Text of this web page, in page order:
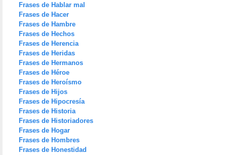
Frases de Hablar mal
Frases de Hacer
Frases de Hambre
Frases de Hechos
Frases de Herencia
Frases de Heridas
Frases de Hermanos
Frases de Héroe
Frases de Heroísmo
Frases de Hijos
Frases de Hipocresía
Frases de Historia
Frases de Historiadores
Frases de Hogar
Frases de Hombres
Frases de Honestidad